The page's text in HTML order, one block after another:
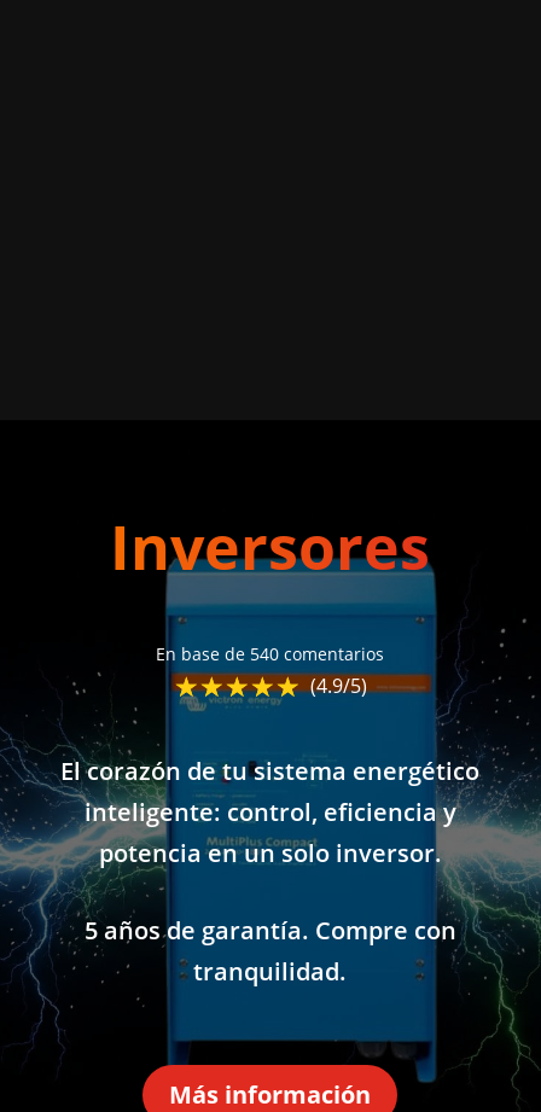
Inversores
En base de 540 comentarios
☆☆☆☆☆
★★★★★ (4.9/5)
El corazón de tu sistema energético
inteligente: control, eficiencia y
potencia en un solo inversor.
5 años de garantía. Compre con
tranquilidad.
Más información